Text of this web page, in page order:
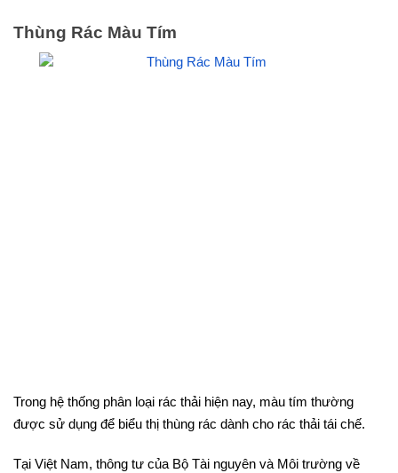
Thùng Rác Màu Tím
Trong hệ thống phân loại rác thải hiện nay, màu tím thường
được sử dụng để biểu thị thùng rác dành cho rác thải tái chế.
Tại Việt Nam, thông tư của Bộ Tài nguyên và Môi trường về